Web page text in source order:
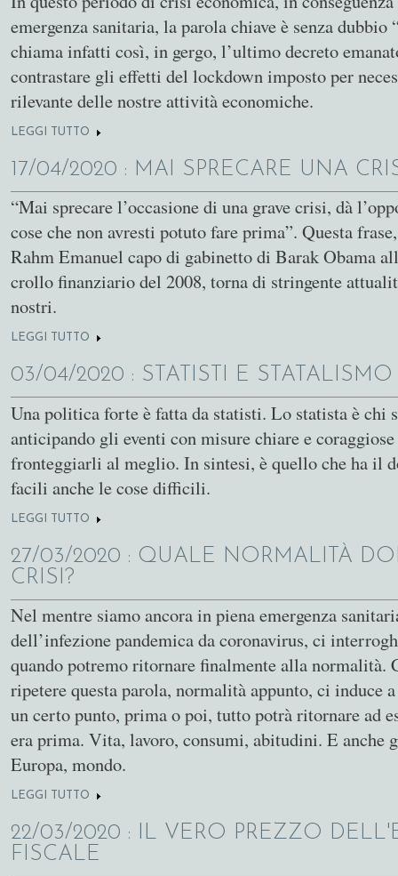
emergenza sanitaria, la parola chiave è senza
chiama infatti così, in gergo, l’ultimo decreto
contrastare gli effetti del lockdown imposto per
rilevante delle nostre attività economiche.
LEGGI TUTTO SU LIQUIDITÀ: SI COMINCI A DARE QUELLO CHE GIÀ
17/04/2020 : MAI SPRECARE UNA
“Mai sprecare l’occasione di una grave crisi, dà
cose che non avresti potuto fare prima”. Questa
Rahm Emanuel capo di gabinetto di Barak Obama
crollo finanziario del 2008, torna di stringente
nostri.
LEGGI TUTTO SU MAI SPRECARE UNA CRISI
03/04/2020 : STATISTI E STATALISMO
Una politica forte è fatta da statisti. Lo statista è chi
anticipando gli eventi con misure chiare e
fronteggiarli al meglio. In sintesi, è quello che ha il
facili anche le cose difficili.
LEGGI TUTTO SU STATISTI E STATALISMO
27/03/2020 : QUALE NORMALITÀ
CRISI?
Nel mentre siamo ancora in piena emergenza
dell’infezione pandemica da coronavirus, ci
quando potremo ritornare finalmente alla normalità.
ripetere questa parola, normalità appunto, ci induce
un certo punto, prima o poi, tutto potrà ritornare ad
era prima. Vita, lavoro, consumi, abitudini. E anche
Europa, mondo.
LEGGI TUTTO SU QUALE NORMALITÀ DOPO LA CRISI?
22/03/2020 : IL VERO PREZZO
FISCALE